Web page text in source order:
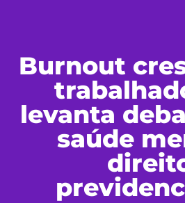
Burnout
levanta
saúde